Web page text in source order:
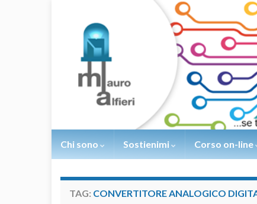
Chi sono Sostienimi Corso on-line
TAG: CONVERTITORE ANALOGICO